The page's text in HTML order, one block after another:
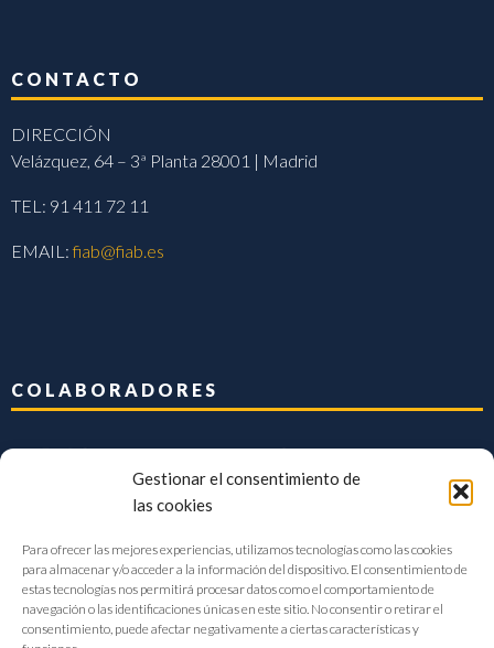
Gestionar el consentimiento de
las cookies
Para ofrecer las mejores experiencias, utilizamos tecnologías como las cookies
para almacenar y/o acceder a la información del dispositivo. El consentimiento de
estas tecnologías nos permitirá procesar datos como el comportamiento de
navegación o las identificaciones únicas en este sitio. No consentir o retirar el
consentimiento, puede afectar negativamente a ciertas características y
CONTACTO
DIRECCIÓN
Velázquez, 64 – 3ª Planta 28001 | Madrid
TEL: 91 411 72 11
EMAIL:fiab@fiab.es
COLABORADORES